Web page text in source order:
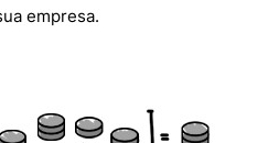
empresa.